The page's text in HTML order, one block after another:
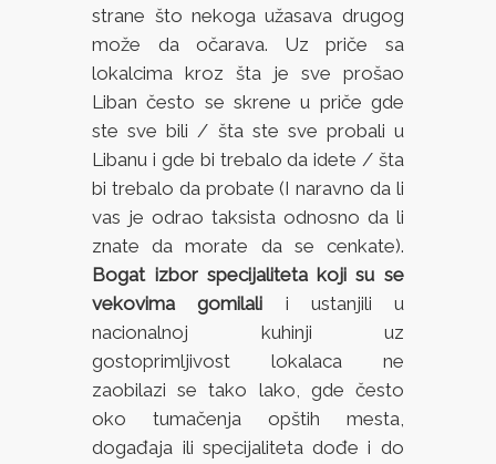
strane što nekoga užasava drugog
može da očarava. Uz priče sa
lokalcima kroz šta je sve prošao
Liban često se skrene u priče gde
ste sve bili / šta ste sve probali u
Libanu i gde bi trebalo da idete / šta
bi trebalo da probate (I naravno da li
vas je odrao taksista odnosno da li
znate da morate da se cenkate).
Bogat izbor specijaliteta koji su se
vekovima gomilali i ustanjili u
nacionalnoj kuhinji uz
gostoprimljivost lokalaca ne
zaobilazi se tako lako, gde često
oko tumačenja opštih mesta,
događaja ili specijaliteta dođe i do